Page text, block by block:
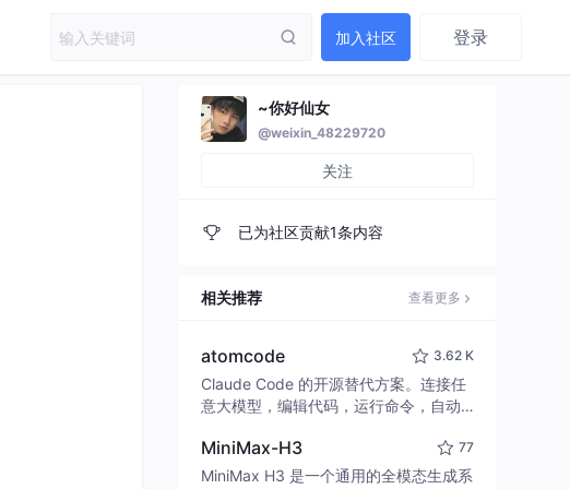
加入社区 登录
~你好仙女
@weixin_48229720
关注
已为社区贡献1条内容
相关推荐 查看更多
atomcode 3.62 K
Claude Code 的开源替代方案。连接任
意大模型，编辑代码，运行命令，自动
致性能。 ｜ An open-source alternativ
e to Claude Code. Connect any LLM,
MiniMax-H3 77
MiniMax H3 是一个通用的全模态生成系